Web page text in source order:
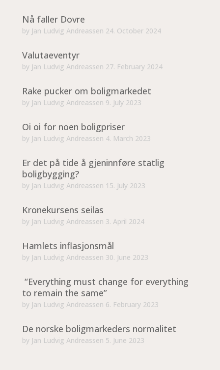
Nå faller Dovre
by Jan Ludvig Andreassen 24. October 2024
Valutaeventyr
by Jan Ludvig Andreassen 27. February 2024
Rake pucker om boligmarkedet
by Jan Ludvig Andreassen 9. July 2023
Oi oi for noen boligpriser
by Jan Ludvig Andreassen 4. March 2023
Er det på tide å gjeninnføre statlig
boligbygging?
by Jan Ludvig Andreassen 15. July 2023
Kronekursens seilas
by Jan Ludvig Andreassen 3. April 2024
Hamlets inflasjonsmål
by Jan Ludvig Andreassen 30. June 2023
“Everything must change for everything
to remain the same”
by Jan Ludvig Andreassen 6. February 2023
De norske boligmarkeders normalitet
by Jan Ludvig Andreassen 5. June 2023